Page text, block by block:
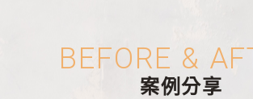
BEFORE &
案例分享